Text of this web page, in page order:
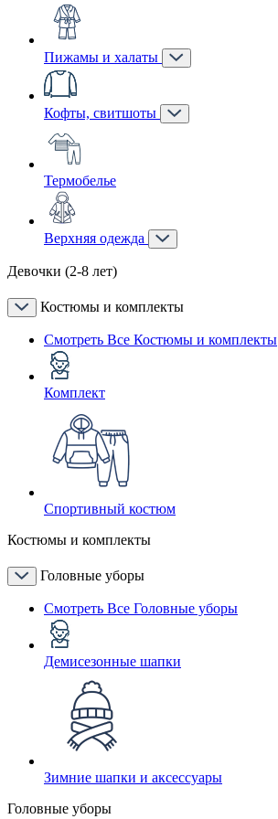
Пижамы и халаты
Кофты, свитшоты
Термобелье
Верхняя одежда
Девочки (2-8 лет)
Костюмы и комплекты
Смотреть Все Костюмы и комплекты
Комплект
Спортивный костюм
Костюмы и комплекты
Головные уборы
Смотреть Все Головные уборы
Демисезонные шапки
Зимние шапки и аксессуары
Головные уборы